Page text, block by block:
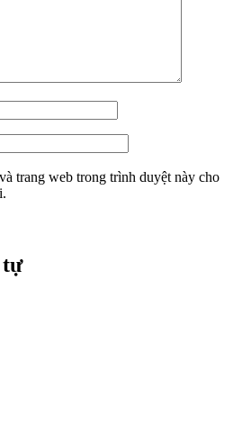
trang web trong trình duyệt này cho
tự